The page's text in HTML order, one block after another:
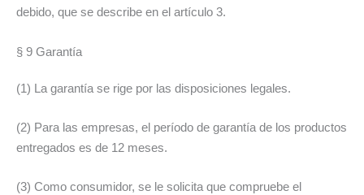
debido, que se describe en el artículo 3.
§ 9 Garantía
(1) La garantía se rige por las disposiciones legales.
(2) Para las empresas, el período de garantía de los productos
entregados es de 12 meses.
(3) Como consumidor, se le solicita que compruebe el